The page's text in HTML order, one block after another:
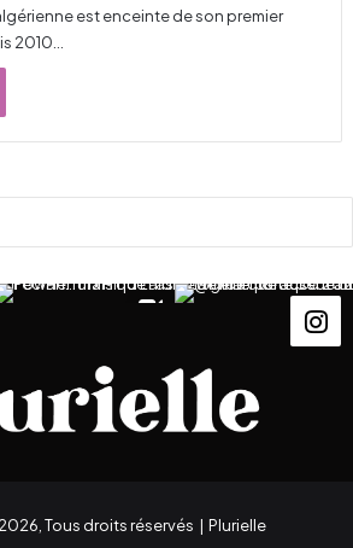
est enceinte de son premier
2010…
Tous droits réservés | Plurielle